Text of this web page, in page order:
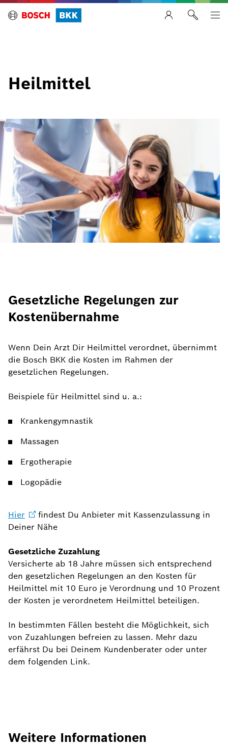
Heilmittel
Gesetzliche Regelungen zur
Kostenübernahme
Wenn Dein Arzt Dir Heilmittel verordnet, übernimmt
die Bosch BKK die Kosten im Rahmen der
gesetzlichen Regelungen.
Beispiele für Heilmittel sind u. a.:
Krankengymnastik
Massagen
Ergotherapie
Logopädie
Hier
findest Du Anbieter mit Kassenzulassung in
Deiner Nähe
Gesetzliche Zuzahlung
Versicherte ab 18 Jahre müssen sich entsprechend
den gesetzlichen Regelungen an den Kosten für
Heilmittel mit 10 Euro je Verordnung und 10 Prozent
der Kosten je verordnetem Heilmittel beteiligen.
In bestimmten Fällen besteht die Möglichkeit, sich
von Zuzahlungen befreien zu lassen. Mehr dazu
erfährst Du bei Deinem Kundenberater oder unter
dem folgenden Link.
Weitere Informationen